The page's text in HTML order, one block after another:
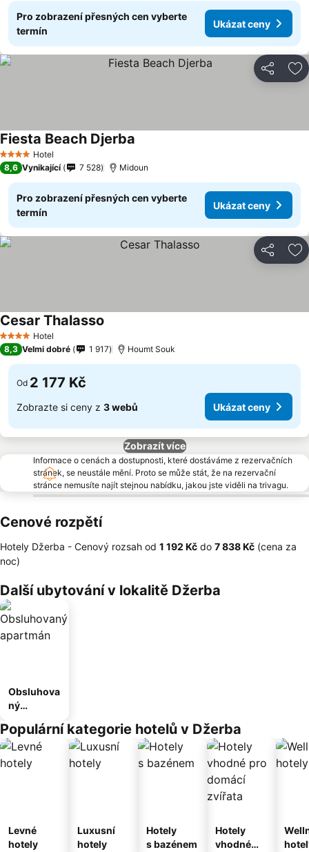
Pro zobrazení přesných cen vyberte
termín
Ukázat ceny
Sdílet
4 Počet hvězdiček
Hotel
Fiesta Beach Djerba
8,6 Vynikající 7 528 Midoun
Pro zobrazení přesných cen vyberte
termín
Ukázat ceny
Sdílet
4 Počet hvězdiček
Hotel
Cesar Thalasso
8,3 Velmi dobré 1 917 Houmt Souk
Od 2 177 Kč
Zobrazte si ceny z 3 webů Ukázat ceny
Zobrazít více
Informace o cenách a dostupnosti, které dostáváme z rezervačních
stránek, se neustále mění. Proto se může stát, že na rezervační
stránce nemusíte najít stejnou nabídku, jakou jste viděli na trivagu.
Cenové rozpětí
Hotely Džerba - Cenový rozsah od ‎1 192 Kč do ‎7 838 Kč (cena za
noc)
Další ubytování v lokalitě Džerba
Obsluhova
ný
Populární kategorie hotelů v Džerba
Levné
hotely
Luxusní
hotely
Hotely
s bazénem
Hotely
vhodné